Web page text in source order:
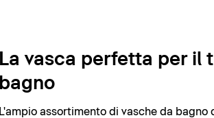
La vasca perfetta per il
bagno
L'ampio assortimento di vasche da bagno